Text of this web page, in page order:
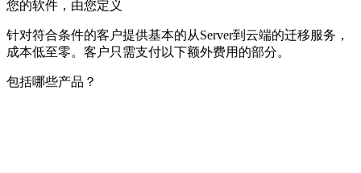
您的软件，由您定义
针对符合条件的客户提供基本的从Server到云端的迁移服务，
成本低至零。客户只需支付以下额外费用的部分。
包括哪些产品？